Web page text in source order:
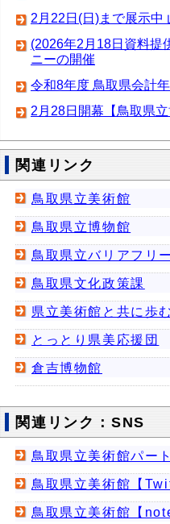
2月22日(日)まで展示中
(2026年2月18日資料提
ニーの開催
令和8年度 鳥取県会計
2月28日開幕【鳥取県
関連リンク
鳥取県立美術館
鳥取県立博物館
鳥取県立バリアフリ
鳥取県文化政策課
県立美術館と共に歩
とっとり県美応援団
倉吉博物館
関連リンク：SNS
鳥取県立美術館パー
鳥取県立美術館【
鳥取県立美術館【